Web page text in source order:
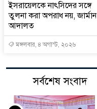
ইসরায়েলকে নাৎসিদের সঙ্গে
তুলনা করা অপরাধ নয়, জার্মান
আদালত
মঙ্গলবার, ৪ অগাস্ট, ২০২৬
সর্বশেষ সংবাদ